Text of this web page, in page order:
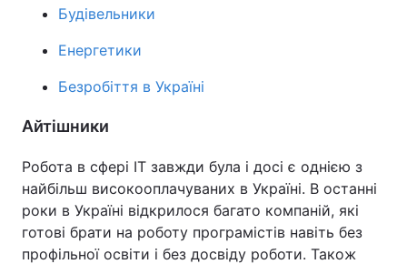
Інтерв'ю
Архів
Контакти
Послуги
Будівельники
Енергетики
Безробіття в Україні
Айтішники
Робота в сфері IT завжди була і досі є однією з
найбільш високооплачуваних в Україні. В останні
роки в Україні відкрилося багато компаній, які
готові брати на роботу програмістів навіть без
профільної освіти і без досвіду роботи. Також